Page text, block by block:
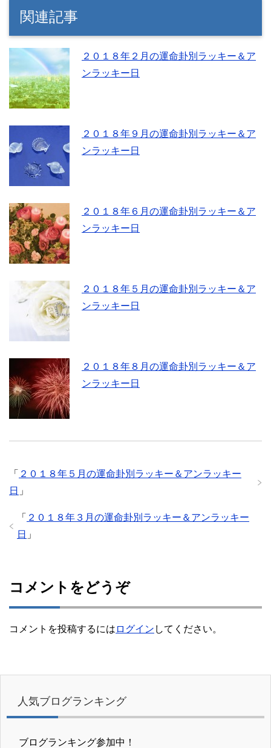
関連記事
２０１８年２月の運命卦別ラッキー＆ア
ンラッキー日
２０１８年９月の運命卦別ラッキー＆ア
ンラッキー日
２０１８年６月の運命卦別ラッキー＆ア
ンラッキー日
２０１８年５月の運命卦別ラッキー＆ア
ンラッキー日
２０１８年８月の運命卦別ラッキー＆ア
ンラッキー日
「 ２０１８年５月の運命卦別ラッキー＆アンラッキー
日 」
「 ２０１８年３月の運命卦別ラッキー＆アンラッキー
日 」
コメントをどうぞ
コメントを投稿するには ログイン してください。
人気ブログランキング
ブログランキング参加中！